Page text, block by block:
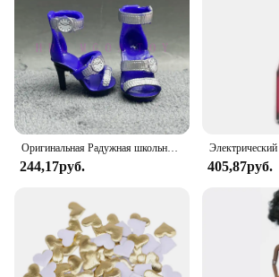
Оригинальная Радужная школьная кукла, можно выбрать обувь, каблук, сапоги, игрушки для девочек «сделай сам»
244,17руб. 405,87руб.